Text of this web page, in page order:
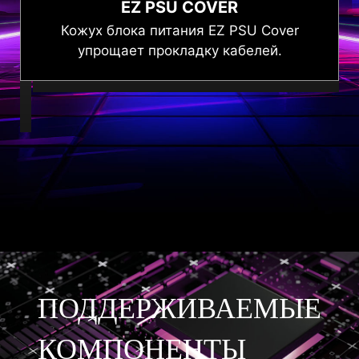
EZ PSU COVER
Кожух блока питания EZ PSU Cover
упрощает прокладку кабелей.
управляемых через кнопку LED, и
обеспечивает стабильность питания через
SATA с удобной организацией кабелей.
ПОДДЕРЖИВАЕМЫЕ
КОМПОНЕНТЫ